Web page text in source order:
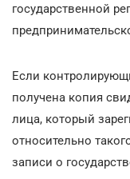
государственной
Если
получена копия
лица, который
относительно
записи о